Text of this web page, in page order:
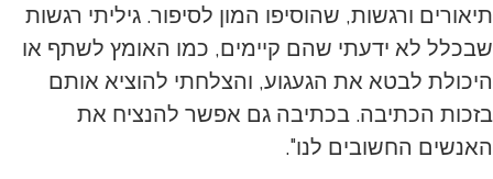
תיאורים ורגשות, שהוסיפו המון לסיפור. גיליתי רגשות
שבכלל לא ידעתי שהם קיימים, כמו האומץ לשתף או
היכולת לבטא את הגעגוע, והצלחתי להוציא אותם
בזכות הכתיבה. בכתיבה גם אפשר להנציח את
האנשים החשובים לנו".